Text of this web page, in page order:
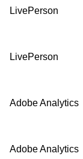
LivePerson
LivePerson
Adobe Analytics
Adobe Analytics